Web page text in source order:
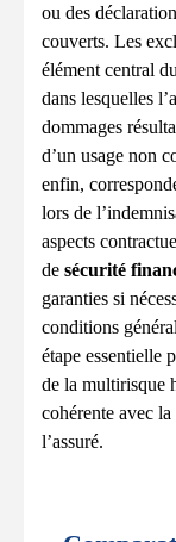
ou des
couverts. Les
élément central
dans lesquelles
dommages
d’un usage non
enfin,
lors de
aspects
de sécurité
garanties si
conditions
étape essentielle
de la multirisque
cohérente avec
l’assuré.